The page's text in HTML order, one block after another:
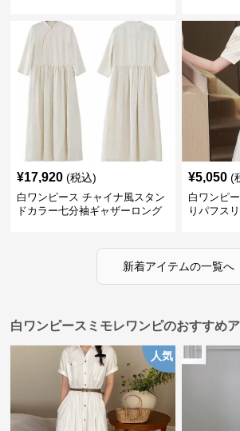
¥17,920 (税込)
白ワンピース チャイナ風スタン
ドカラー七分袖ギャザーロング
¥5,050 (
白ワンピ
りパフス
新着アイテムの一覧へ
白ワンピースミモレワンピのおすすめ
人気